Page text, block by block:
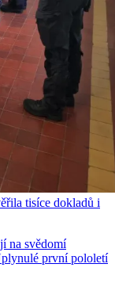
tisíce dokladů i
na svědomí
první pololetí